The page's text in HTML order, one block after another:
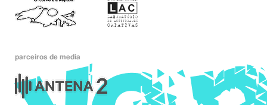
parceiros de media